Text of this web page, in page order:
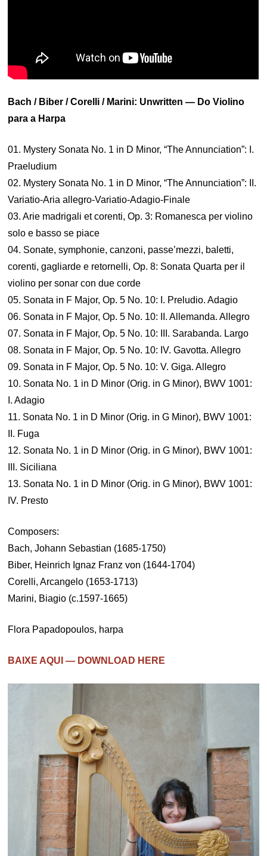
Bach / Biber / Corelli / Marini: Unwritten — Do Violino
para a Harpa
01. Mystery Sonata No. 1 in D Minor, “The Annunciation”: I.
Praeludium
02. Mystery Sonata No. 1 in D Minor, “The Annunciation”: II.
Variatio-Aria allegro-Variatio-Adagio-Finale
03. Arie madrigali et corenti, Op. 3: Romanesca per violino
solo e basso se piace
04. Sonate, symphonie, canzoni, passe’mezzi, baletti,
corenti, gagliarde e retornelli, Op. 8: Sonata Quarta per il
violino per sonar con due corde
05. Sonata in F Major, Op. 5 No. 10: I. Preludio. Adagio
06. Sonata in F Major, Op. 5 No. 10: II. Allemanda. Allegro
07. Sonata in F Major, Op. 5 No. 10: III. Sarabanda. Largo
08. Sonata in F Major, Op. 5 No. 10: IV. Gavotta. Allegro
09. Sonata in F Major, Op. 5 No. 10: V. Giga. Allegro
10. Sonata No. 1 in D Minor (Orig. in G Minor), BWV 1001:
I. Adagio
11. Sonata No. 1 in D Minor (Orig. in G Minor), BWV 1001:
II. Fuga
12. Sonata No. 1 in D Minor (Orig. in G Minor), BWV 1001:
III. Siciliana
13. Sonata No. 1 in D Minor (Orig. in G Minor), BWV 1001:
IV. Presto
Composers:
Bach, Johann Sebastian (1685-1750)
Biber, Heinrich Ignaz Franz von (1644-1704)
Corelli, Arcangelo (1653-1713)
Marini, Biagio (c.1597-1665)
Flora Papadopoulos, harpa
BAIXE AQUI — DOWNLOAD HERE